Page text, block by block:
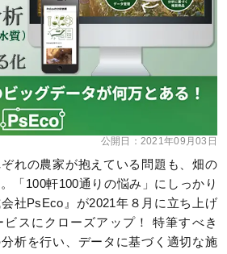
公開日： 2021年09月03日
れの農家が抱えている問題も、畑の
「100軒100通りの悩み」にしっかり
社PsEco』が2021年８月に立ち上げ
スにクローズアップ！ 特筆すべき
析を行い、データに基づく適切な施